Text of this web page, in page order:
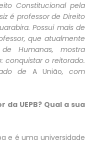
Constitucional pela
é professor de Direito
Possui mais de
que atualmente
Humanas, mostra
conquistar o reitorado.
de A União, com
UEPB? Qual a sua
e é uma universidade